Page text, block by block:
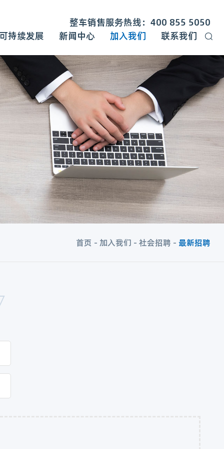
整车销售服务热线：400 855 5050
持续发展
新闻中心 加入我们 联系我们
首页 - 加入我们 -社会招聘 -最新招聘